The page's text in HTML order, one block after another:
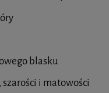
blasku
i matowości